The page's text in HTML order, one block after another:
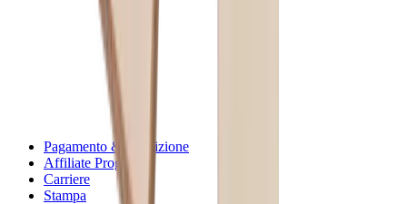
Pagamento & Spedizione
Affiliate Program
Carriere
Stampa